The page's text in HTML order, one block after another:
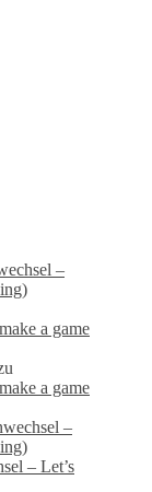
–
a game
a game
–
– Let’s